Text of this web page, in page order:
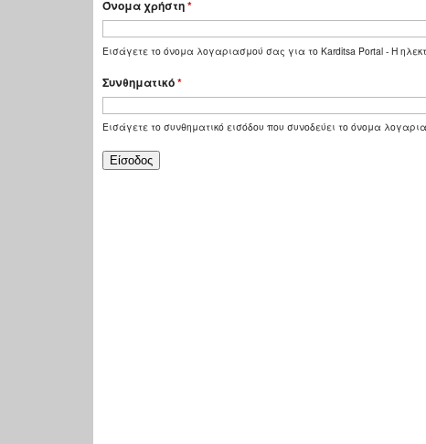
Όνομα χρήστη*
Εισάγετε το όνομα λογαριασμού σας για το Karditsa Portal - Η
Συνθηματικό*
Εισάγετε το συνθηματικό εισόδου που συνοδεύει το όνομα